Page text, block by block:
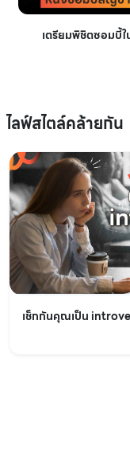
เตรียมพิชิตซอมบี้
ไลฟ์สไตล์คล้ายกัน
เช็กกันคุณเป็น